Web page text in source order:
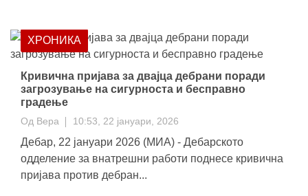
ХРОНИКА
Кривична пријава за двајца дебрани поради
загрозување на сигурноста и бесправно
градење
Од Вера 10:53, 22 јануари, 2026
Дебар, 22 јануари 2026 (МИА) - Дебарското
одделение за внатрешни работи поднесе кривична
пријава против дебран...